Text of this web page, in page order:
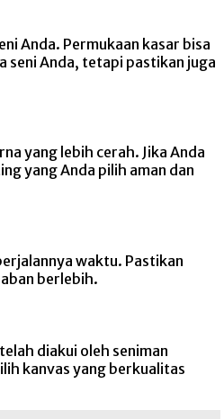
Anda. Permukaan kasar bisa
seni Anda, tetapi pastikan juga
yang lebih cerah. Jika Anda
yang Anda pilih aman dan
waktu. Pastikan
berlebih.
diakui oleh seniman
kanvas yang berkualitas